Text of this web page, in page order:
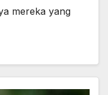
mereka yang